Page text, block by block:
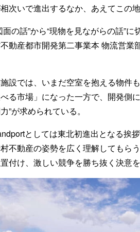
次いで進出するなか、あえてこの地
面の話”から“現物を見ながらの話”
動産都市開発第二事業本 物流営業
設では、いまだ空室を抱える物件
る市場」になった一方で、開発側
”が求められている。
としては東北初進出となる挨
不動産の姿勢を広く理解してもら
置付け、激しい競争を勝ち抜く決意